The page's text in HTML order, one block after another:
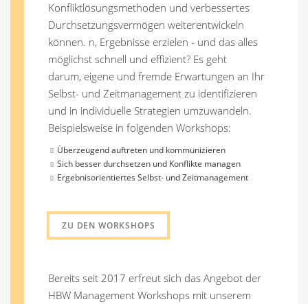
Konfliktlösungsmethoden und verbessertes
Durchsetzungsvermögen weiterentwickeln
können. n, Ergebnisse erzielen - und das alles
möglichst schnell und effizient? Es geht
darum, eigene und fremde Erwartungen an Ihr
Selbst- und Zeitmanagement zu identifizieren
und in individuelle Strategien umzuwandeln.
Beispielsweise in folgenden Workshops:
Überzeugend auftreten und kommunizieren
Sich besser durchsetzen und Konflikte managen
Ergebnisorientiertes Selbst- und Zeitmanagement
ZU DEN WORKSHOPS
Bereits seit 2017 erfreut sich das Angebot der
HBW Management Workshops mit unserem